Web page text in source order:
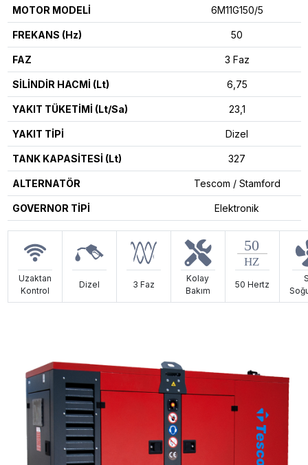
MOTOR MODELİ 6M11G150/5
FREKANS (Hz) 50
FAZ 3 Faz
SİLİNDİR HACMİ (Lt) 6,75
YAKIT TÜKETİMİ (Lt/Sa) 23,1
YAKIT TİPİ Dizel
TANK KAPASİTESİ (Lt) 327
ALTERNATÖR Tescom / Stamford
GOVERNOR TİPİ Elektronik
Uzaktan
Kontrol
Dizel 3 Faz
Kolay
Bakım
50 Hertz